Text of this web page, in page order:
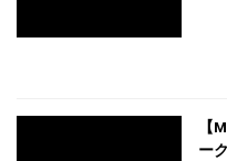
【
ー